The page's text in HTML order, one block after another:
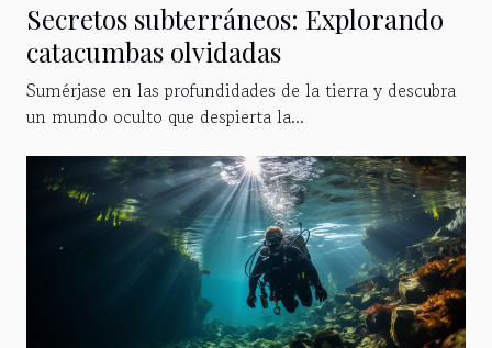
Secretos subterráneos: Explorando
catacumbas olvidadas
Sumérjase en las profundidades de la tierra y descubra
un mundo oculto que despierta la...